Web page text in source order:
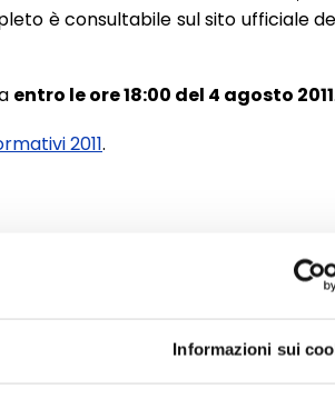
Informazioni sui
è consultabile sul sito ufficiale
entro le ore 18:00 del 4 agosto 2011.
2011.
La compilazione del 730
novità della